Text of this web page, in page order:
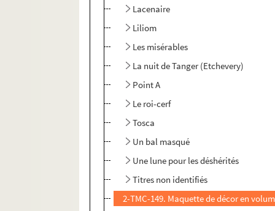
Lacenaire
Liliom
Les misérables
La nuit de Tanger (Etchevery)
Point A
Le roi-cerf
Tosca
Un bal masqué
Une lune pour les déshérités
Titres non identifiés
2-TMC-149. Maquette de décor en